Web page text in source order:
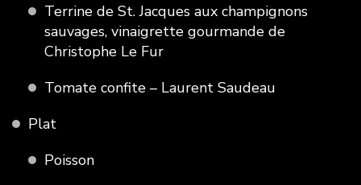
Terrine de St. Jacques aux champignons
sauvages, vinaigrette gourmande de
Christophe Le Fur
Tomate confite – Laurent Saudeau
Plat
Poisson